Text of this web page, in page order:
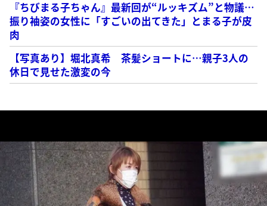
『ちびまる子ちゃん』最新回が“ルッキズム”と物議…
振り袖姿の女性に「すごいの出てきた」とまる子が皮
肉
【写真あり】堀北真希 茶髪ショートに…親子3人の
休日で見せた激変の今